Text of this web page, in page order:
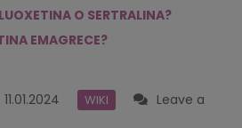
O SERTRALINA?
EMAGRECE?
11.01.2024 WIKI
Leave a